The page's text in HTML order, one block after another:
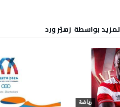
بواسطة‬ ‬ زهيّر‭ ‬ورد
رياضة